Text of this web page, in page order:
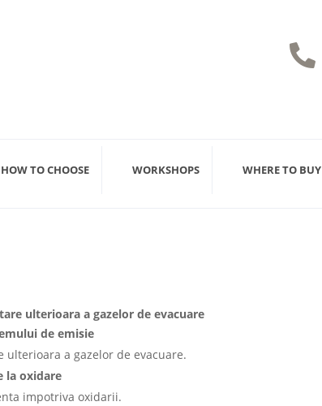

HOW TO CHOOSE WORKSHOPS WHERE TO BUY
ulterioara a gazelor de evacuare
de emisie
a gazelor de evacuare.
la oxidare
impotriva oxidarii.